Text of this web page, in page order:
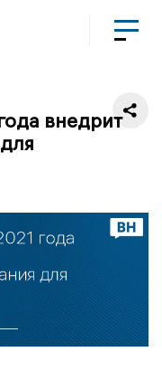
внедрит